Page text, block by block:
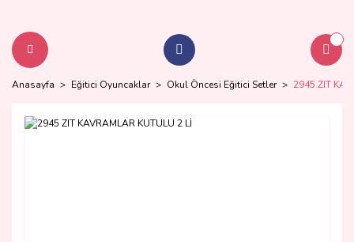
Anasayfa Eğitici Oyuncaklar Okul Öncesi Eğitici Setler 2945 ZIT